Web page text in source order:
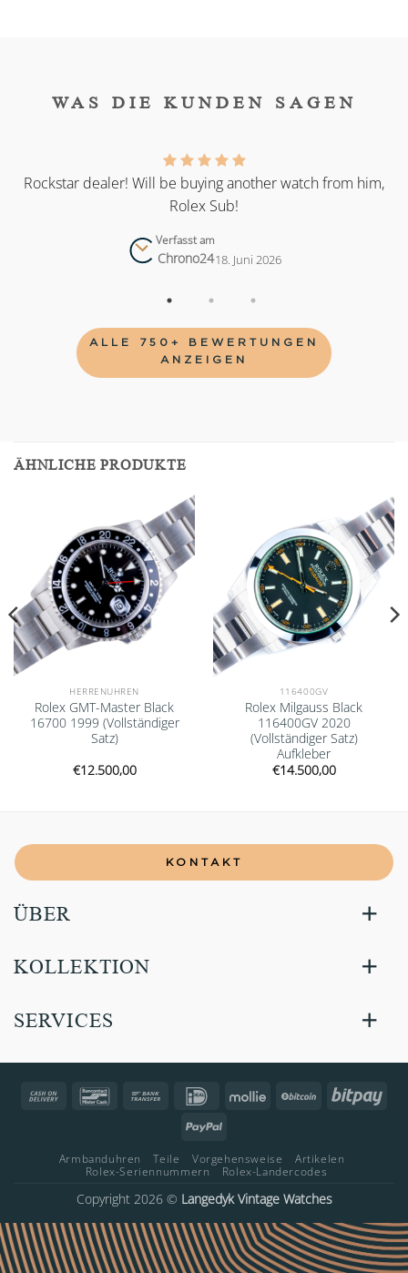
WAS DIE KUNDEN SAGEN
Rockstar dealer! Will be buying another watch from him,
Rolex Sub!
Verfasst am
Chrono2418. Juni 2026
ALLE 750+ BEWERTUNGEN
ANZEIGEN
ÄHNLICHE PRODUKTE
Add to
wishlist
HERRENUHREN
Rolex GMT-Master Black
16700 1999 (Vollständiger
Satz)
€12.500,00
Add to
wishlist
116400GV
Rolex Milgauss Black
116400GV 2020
(Vollständiger Satz)
Aufkleber
€14.500,00
KONTAKT
ÜBER
KOLLEKTION
SERVICES
Cash
Bancontact Bank
IDeal Mollie BitCoin
PayPal
Armbanduhren Teile Vorgehensweise
Artikelen
Rolex-Seriennummern
Rolex-Landercodes
Copyright 2026 © Langedyk Vintage Watches